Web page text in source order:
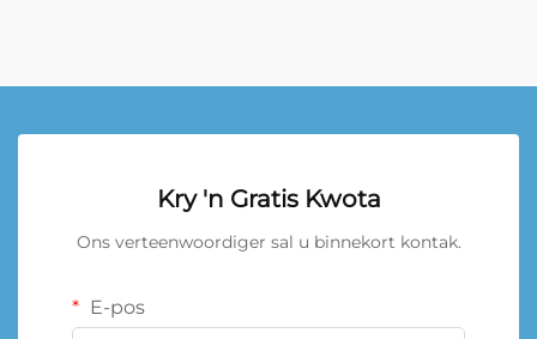
Kry 'n Gratis Kwota
Ons verteenwoordiger sal u binnekort kontak.
E-pos